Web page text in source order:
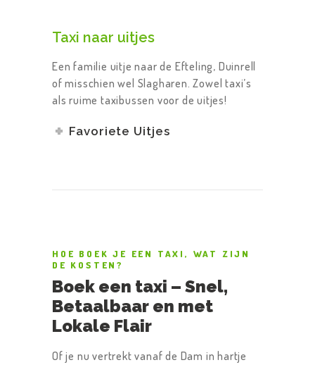
Taxi naar uitjes
Een familie uitje naar de Efteling, Duinrell
of misschien wel Slagharen. Zowel taxi’s
als ruime taxibussen voor de uitjes!
Favoriete Uitjes
HOE BOEK JE EEN TAXI, WAT ZIJN
DE KOSTEN?
Boek een taxi – Snel,
Betaalbaar en met
Lokale Flair
Of je nu vertrekt vanaf de Dam in hartje